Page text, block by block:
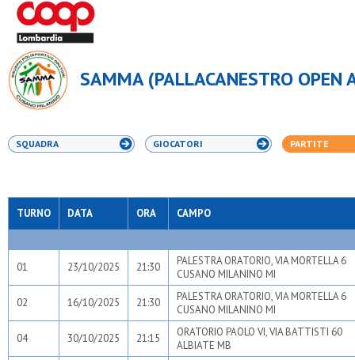
SAMMA (PALLACANESTRO OPEN
SQUADRA GIOCATORI PARTITE
TURNO DATA ORA CAMPO
01 23/10/2025 21:30
PALESTRA ORATORIO, VIA MORTELLA 6
CUSANO MILANINO MI
02 16/10/2025 21:30
PALESTRA ORATORIO, VIA MORTELLA 6
CUSANO MILANINO MI
04 30/10/2025 21:15
ORATORIO PAOLO VI, VIA BATTISTI 60
ALBIATE MB